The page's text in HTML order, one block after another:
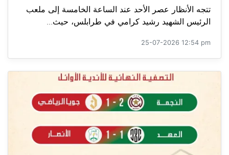
تتجه الأنظار عصر الأحد عند الساعة الخامسة إلى ملعب
الرئيس الشهيد رشيد كرامي في طرابلس، حيث...
25-07-2026 12:54 pm